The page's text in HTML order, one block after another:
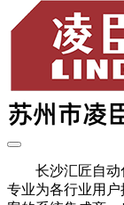
长沙汇匠自动化
专业为各行业用